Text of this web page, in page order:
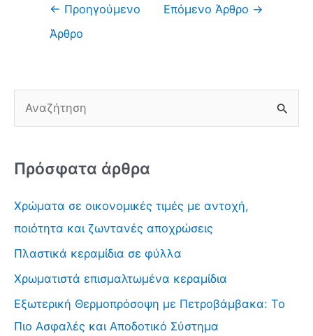
← Προηγούμενο
Άρθρο
Επόμενο Άρθρο →
ζ
τ
η
σ
η
γ
ι
Πρόσφατα άρθρα
Χρώματα σε οικονομικές τιμές με αντοχή,
ποιότητα και ζωντανές αποχρώσεις
Πλαστικά κεραμίδια σε φύλλα
Χρωματιστά επισμαλτωμένα κεραμίδια
Εξωτερική Θερμοπρόσοψη με Πετροβάμβακα: Το
Πιο Ασφαλές και Αποδοτικό Σύστημα